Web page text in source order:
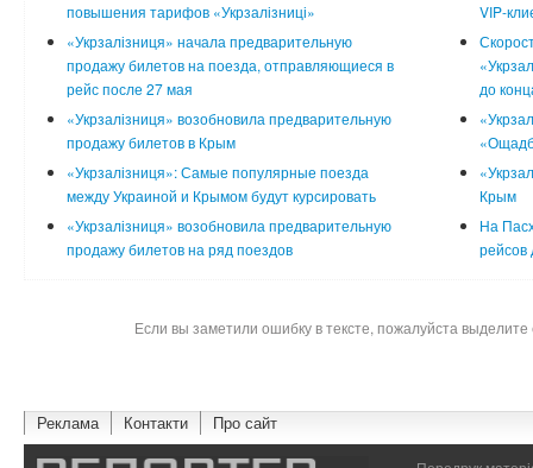
повышения тарифов «Укрзалізниці»
VIP-
«Укрзалізниця» начала предварительную
продажу билетов на поезда, отправляющиеся в
рейс после 27 мая
до
«Укрзалізниця» возобновила предварительную
продажу билетов в Крым
«Укрзалізниця»: Самые популярные поезда
между Украиной и Крымом будут курсировать
Крым
«Укрзалізниця» возобновила предварительную
продажу билетов на ряд поездов
На
рейсов
Если вы заметили ошибку в тексте, пожалуйста
Реклама Контакти Про сайт